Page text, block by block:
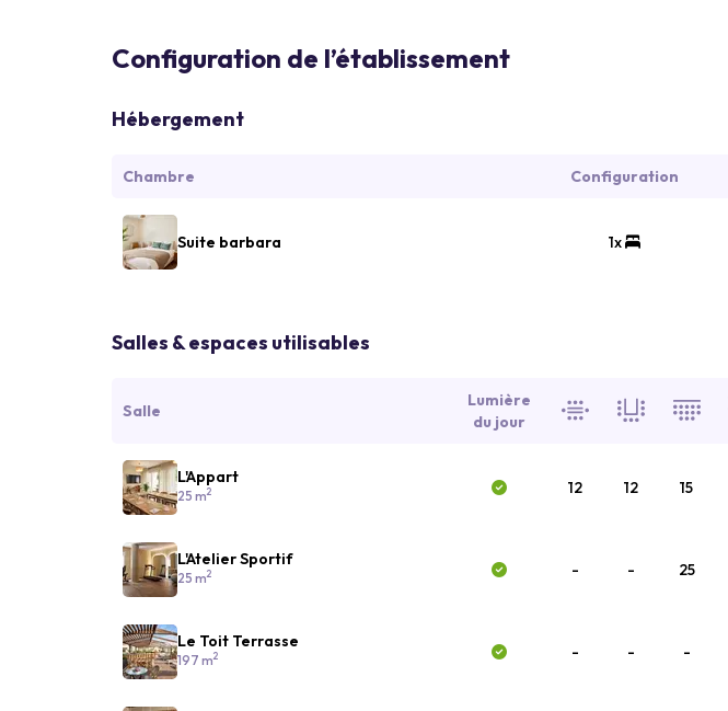
Configuration de l’établissement
Hébergement
Chambre Configuration
Suite barbara 1x
Salles & espaces utilisables
Salle
Lumière
du jour
L'Appart
25 m2 12 12 15
L'Atelier Sportif
25 m2 - - 25
Le Toit Terrasse
197 m2 - - -